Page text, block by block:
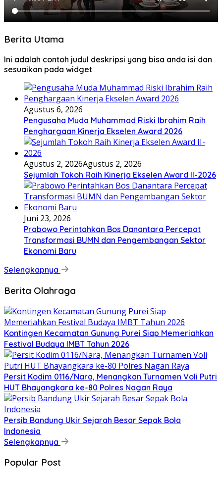
Berita Utama
Ini adalah contoh judul deskripsi yang bisa anda isi dan
sesuaikan pada widget
Agustus 6, 2026
Pengusaha Muda Muhammad Riski Ibrahim Raih
Penghargaan Kinerja Ekselen Award 2026
Agustus 2, 2026Agustus 2, 2026
Sejumlah Tokoh Raih Kinerja Ekselen Award II-2026
Juni 23, 2026
Prabowo Perintahkan Bos Danantara Percepat
Transformasi BUMN dan Pengembangan Sektor
Ekonomi Baru
Selengkapnya
Berita Olahraga
Kontingen Kecamatan Gunung Purei Siap Memeriahkan
Festival Budaya IMBT Tahun 2026
Persit Kodim 0116/Nara, Menangkan Turnamen Voli Putri
HUT Bhayangkara ke-80 Polres Nagan Raya
Persib Bandung Ukir Sejarah Besar Sepak Bola
Indonesia
Selengkapnya
Popular Post